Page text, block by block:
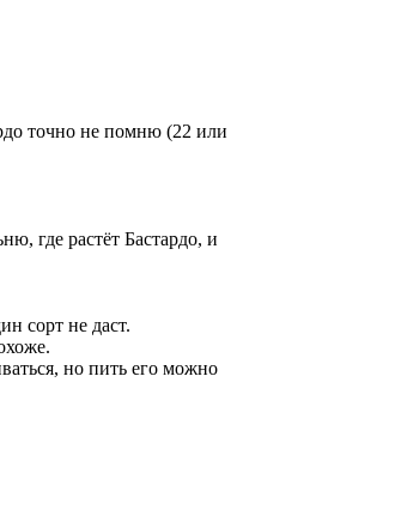
точно не помню (22 или
где растёт Бастардо, и
сорт не даст.
но пить его можно